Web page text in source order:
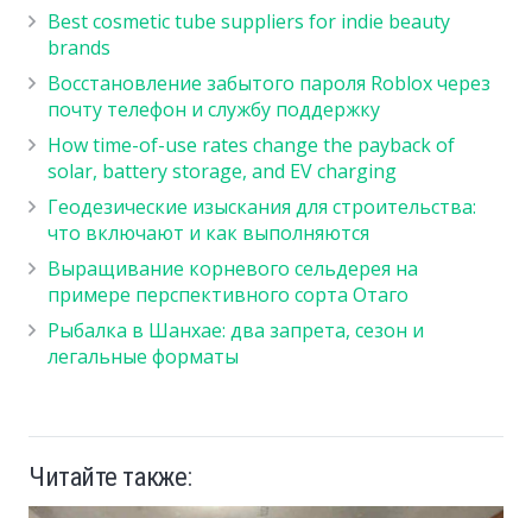
Best cosmetic tube suppliers for indie beauty
brands
Восстановление забытого пароля Roblox через
почту телефон и службу поддержку
How time-of-use rates change the payback of
solar, battery storage, and EV charging
Геодезические изыскания для строительства:
что включают и как выполняются
Выращивание корневого сельдерея на
примере перспективного сорта Отаго
Рыбалка в Шанхае: два запрета, сезон и
легальные форматы
Читайте также: